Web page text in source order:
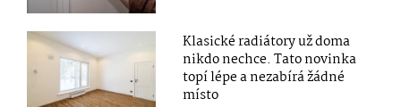
Klasické radiátory už doma
nikdo nechce. Tato novinka
topí lépe a nezabírá žádné
místo